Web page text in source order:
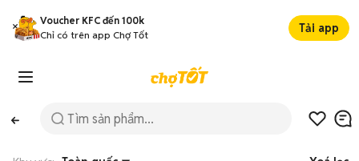
Voucher KFC đến 100k
Chỉ có trên app Chợ Tốt
Tải app